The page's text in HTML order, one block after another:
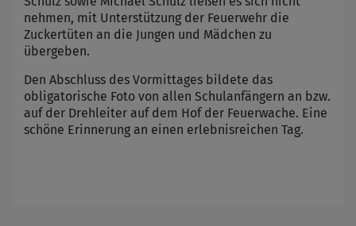
nehmen, mit Unterstützung der Feuerwehr die
Zuckertüten an die Jungen und Mädchen zu
übergeben.
Den Abschluss des Vormittages bildete das
obligatorische Foto von allen Schulanfängern an bzw.
auf der Drehleiter auf dem Hof der Feuerwache. Eine
schöne Erinnerung an einen erlebnisreichen Tag.